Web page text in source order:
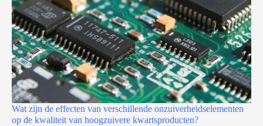
Wat zijn de effecten van verschillende onzuiverheidselementen
op de kwaliteit van hoogzuivere kwartsproducten?